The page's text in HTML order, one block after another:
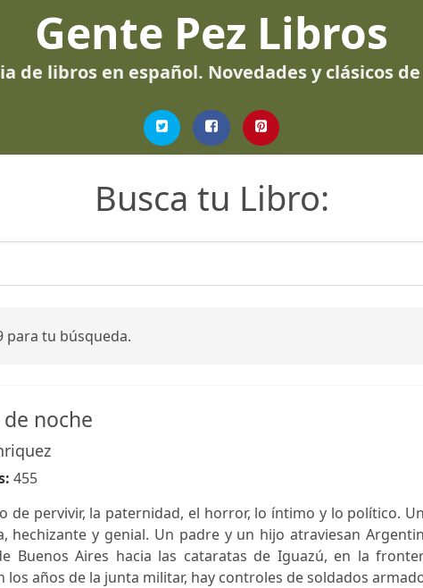
Gente Pez Libros
de libros en español. Novedades y clásicos
Busca tu Libro:
para tu búsqueda.
noche
455
de pervivir, la paternidad, el horror, lo íntimo y lo político.
hechizante y genial. Un padre y un hijo atraviesan
Buenos Aires hacia las cataratas de Iguazú, en la
los años de la junta militar, hay controles de soldados